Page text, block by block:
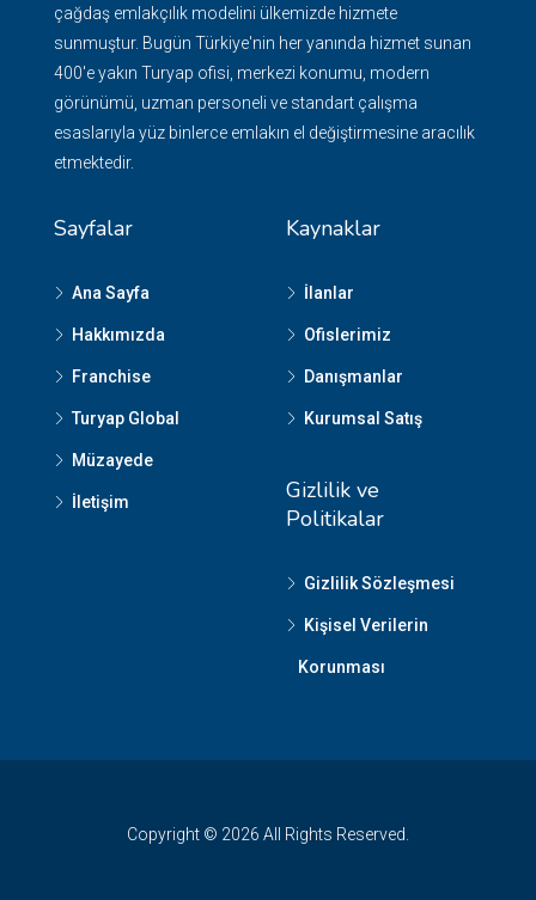
çağdaş emlakçılık modelini ülkemizde hizmete
sunmuştur. Bugün Türkiye'nin her yanında hizmet sunan
400'e yakın Turyap ofisi, merkezi konumu, modern
görünümü, uzman personeli ve standart çalışma
esaslarıyla yüz binlerce emlakın el değiştirmesine aracılık
etmektedir.
Sayfalar
Ana Sayfa
Hakkımızda
Franchise
Turyap Global
Müzayede
İletişim
Kaynaklar
İlanlar
Ofislerimiz
Danışmanlar
Kurumsal Satış
Gizlilik ve
Politikalar
Gizlilik Sözleşmesi
Kişisel Verilerin
Korunması
Copyright © 2026 All Rights Reserved.